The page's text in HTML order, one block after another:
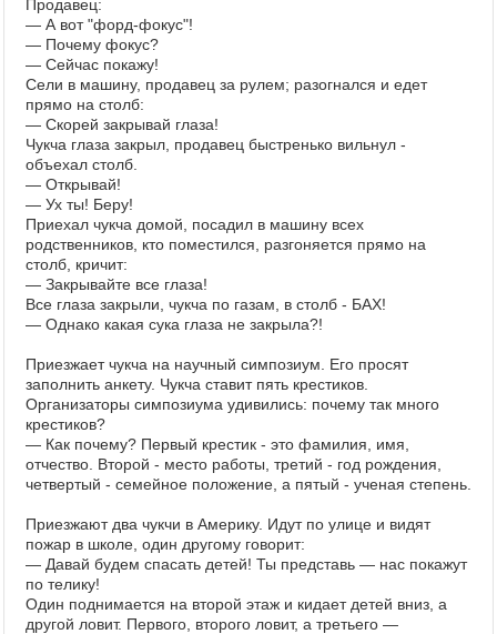
Продавец:
— А вот "форд-фокус"!
— Почему фокус?
— Сейчас покажу!
Сели в машину, продавец за рулем; разогнался и едет
прямо на столб:
— Скорей закрывай глаза!
Чукча глаза закрыл, продавец быстренько вильнул -
объехал столб.
— Открывай!
— Ух ты! Беру!
Приехал чукча домой, посадил в машину всех
родственников, кто поместился, разгоняется прямо на
столб, кричит:
— Закрывайте все глаза!
Все глаза закрыли, чукча по газам, в столб - БАХ!
— Однако какая сука глаза не закрыла?!
Приезжает чукча на научный симпозиум. Его просят
заполнить анкету. Чукча ставит пять крестиков.
Организаторы симпозиума удивились: почему так много
крестиков?
— Как почему? Первый крестик - это фамилия, имя,
отчество. Второй - место работы, третий - год рождения,
четвертый - семейное положение, а пятый - ученая степень.
Приезжают два чукчи в Америку. Идут по улице и видят
пожар в школе, один другому говорит:
— Давай будем спасать детей! Ты представь — нас покажут
по телику!
Один поднимается на второй этаж и кидает детей вниз, а
другой ловит. Первого, второго ловит, а третьего —